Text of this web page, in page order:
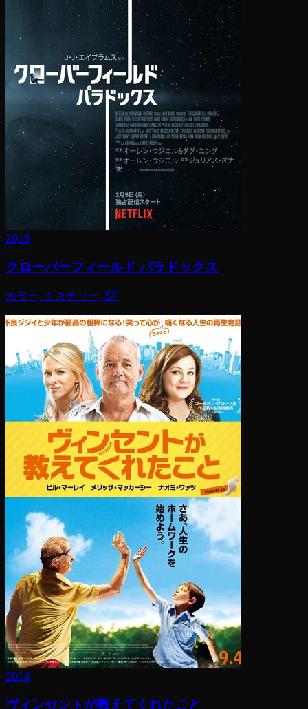
2018
クローバーフィールド パラドックス
ホラー, ミステリー, SF
2014
ヴィンセントが教えてくれたこと